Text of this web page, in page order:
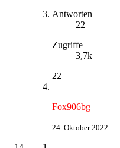
Antworten
22
Zugriffe
3,7k
22
Fox906bg
24. Oktober 2022